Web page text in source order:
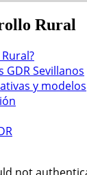
Rural
GDR Sevillanos
y modelos